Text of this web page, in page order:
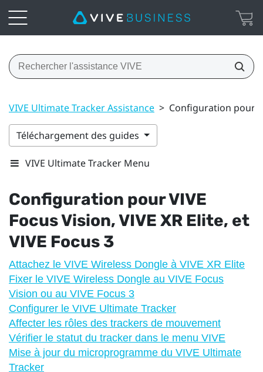
VIVE Ultimate Tracker Assistance > Configuration pour
Téléchargement des guides
VIVE Ultimate Tracker Menu
Configuration pourVIVE
Focus Vision,VIVE XR Elite, et
VIVE Focus 3
Attachez le VIVE Wireless Dongle à VIVE XR Elite
Fixer le VIVE Wireless Dongle au VIVE Focus
Vision ou au VIVE Focus 3
Configurer le VIVE Ultimate Tracker
Affecter les rôles des trackers de mouvement
Vérifier le statut du tracker dans le menu VIVE
Mise à jour du microprogramme du VIVE Ultimate
Tracker